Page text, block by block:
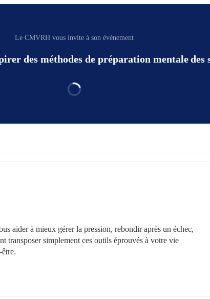
Le CMVRH vous invite à son événement
des méthodes de préparation mentale des
aider à mieux gérer la pression, rebondir après un échec,
transposer simplement ces outils éprouvés à votre vie